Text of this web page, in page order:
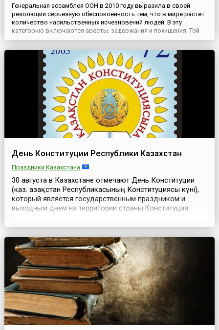
Генеральная ассамблея ООН в 2010 году выразила в своей
резолюции серьезную обеспокоенность тем, что в мире растет
количество насильственных исчезновений людей. В эту
категорию включаются аресты, задержания и похищения. Той
же резолюцией (A/RES/65/209) Генеральная ассамблея
насильственных исчезновений (англ. International Day of the
Victims of Enforced D...
День Конституции Республики Казахстан
Праздники Казахстана
30 августа в Казахстане отмечают День Конституции
(каз. Қазақстан Республикасының Конституциясы күні),
который является государственным праздником и
выходным днем на территории страны.Конституция
референдуме 30 августа 1995 года (с последующими
изменениями и дополнениями от 1998, 2007, 2011, 2017,
2019 и 2022 годов), — как основной закон стран...